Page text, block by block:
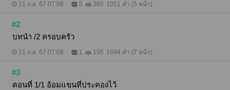
11 ก.ย. 67 07:08 5 365 1051 คำ (5 หน้า)
#2
บทนำ /2 ครอบครัว
11 ก.ย. 67 07:08 1 195 1694 คำ (7 หน้า)
#3
ตอนที่ 1/1 อ้อมแขนที่ประคองไว้